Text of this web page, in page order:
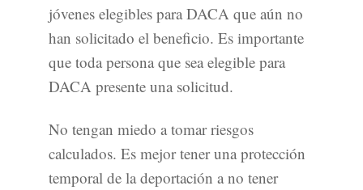
jóvenes elegibles para DACA que aún no
han solicitado el beneficio. Es importante
que toda persona que sea elegible para
DACA presente una solicitud.
No tengan miedo a tomar riesgos
calculados. Es mejor tener una protección
temporal de la deportación a no tener